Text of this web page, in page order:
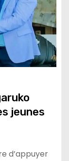
jeunes
d’appuyer